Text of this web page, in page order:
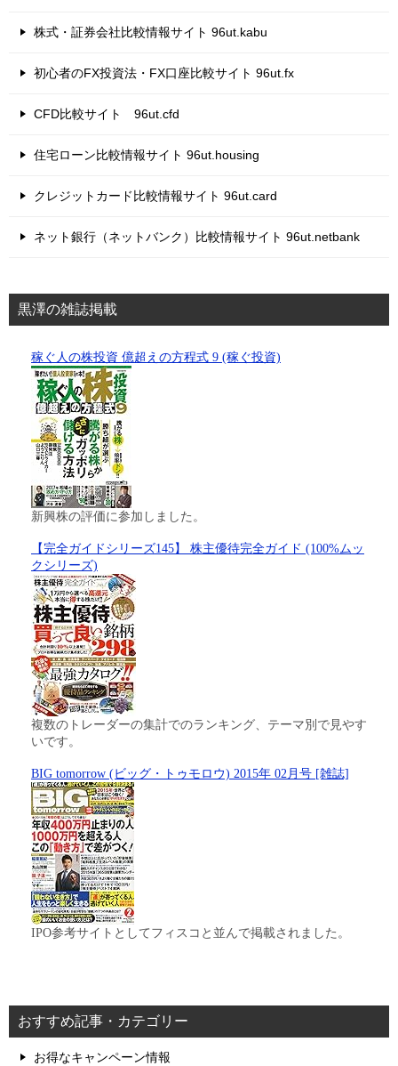
株式・証券会社比較情報サイト 96ut.kabu
初心者のFX投資法・FX口座比較サイト 96ut.fx
CFD比較サイト 96ut.cfd
住宅ローン比較情報サイト 96ut.housing
クレジットカード比較情報サイト 96ut.card
ネット銀行（ネットバンク）比較情報サイト 96ut.netbank
黒澤の雑誌掲載
稼ぐ人の株投資 億超えの方程式 9 (稼ぐ投資)
新興株の評価に参加しました。
【完全ガイドシリーズ145】 株主優待完全ガイド (100%ムッ
クシリーズ)
複数のトレーダーの集計でのランキング、テーマ別で見やす
いです。
BIG tomorrow (ビッグ・トゥモロウ) 2015年 02月号 [雑誌]
IPO参考サイトとしてフィスコと並んで掲載されました。
おすすめ記事・カテゴリー
お得なキャンペーン情報